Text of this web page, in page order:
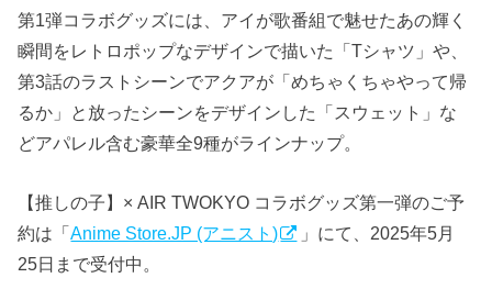
第1弾コラボグッズには、アイが歌番組で魅せたあの輝く
瞬間をレトロポップなデザインで描いた「Tシャツ」や、
第3話のラストシーンでアクアが「めちゃくちゃやって帰
るか」と放ったシーンをデザインした「スウェット」な
どアパレル含む豪華全9種がラインナップ。
【推しの子】× AIR TWOKYO コラボグッズ第一弾のご予
約は「Anime Store.JP (アニスト)
」にて、2025年5月
25日まで受付中。